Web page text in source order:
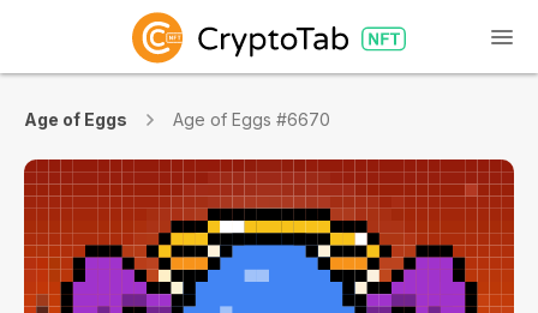
Age of Eggs Age of Eggs #6670